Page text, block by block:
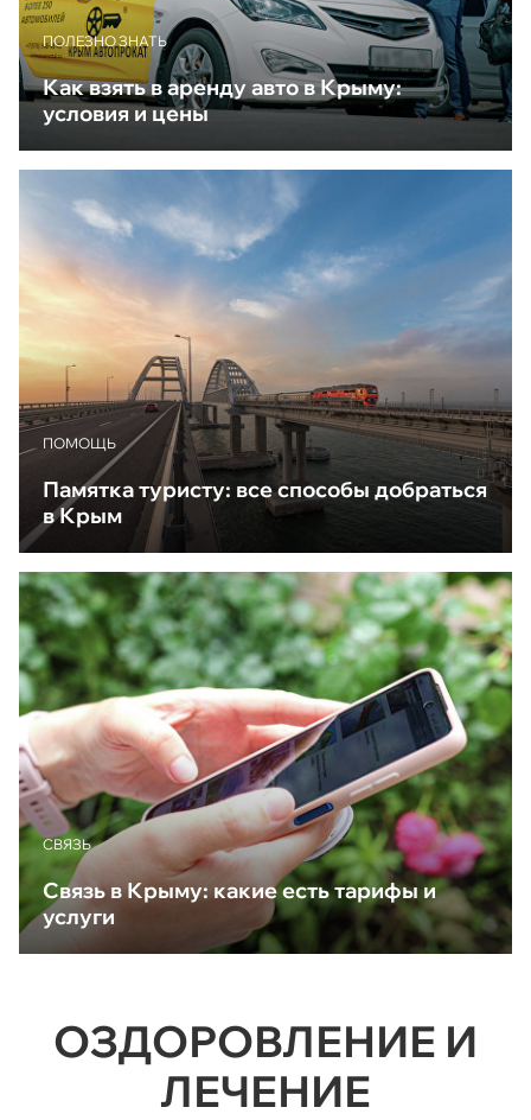
ПОЛЕЗНО ЗНАТЬ
Как взять в аренду авто в Крыму:
условия и цены
ПОМОЩЬ
Памятка туристу: все способы добраться
в Крым
CВЯЗЬ
Связь в Крыму: какие есть тарифы и
услуги
ОЗДОРОВЛЕНИЕ И
ЛЕЧЕНИЕ